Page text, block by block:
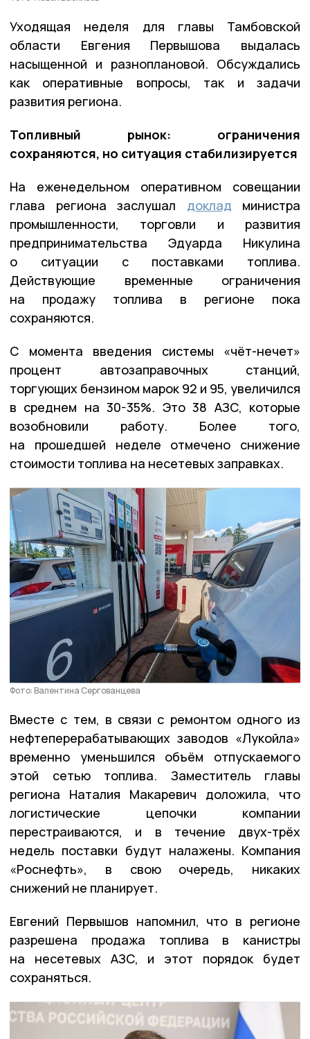
Уходящая неделя для главы Тамбовской
области Евгения Первышова выдалась
насыщенной и разноплановой. Обсуждались
как оперативные вопросы, так и задачи
развития региона.
Топливный рынок: ограничения
сохраняются, но ситуация стабилизируется
На еженедельном оперативном совещании
глава региона заслушал доклад министра
промышленности, торговли и развития
предпринимательства Эдуарда Никулина
о ситуации с поставками топлива.
Действующие временные ограничения
на продажу топлива в регионе пока
сохраняются.
С момента введения системы «чёт-нечет»
процент автозаправочных станций,
торгующих бензином марок 92 и 95, увеличился
в среднем на 30-35%. Это 38 АЗС, которые
возобновили работу. Более того,
на прошедшей неделе отмечено снижение
стоимости топлива на несетевых заправках.
Фото: Валентина Сергованцева
Вместе с тем, в связи с ремонтом одного из
нефтеперерабатывающих заводов «Лукойла»
временно уменьшился объём отпускаемого
этой сетью топлива. Заместитель главы
региона Наталия Макаревич доложила, что
логистические цепочки компании
перестраиваются, и в течение двух-трёх
недель поставки будут налажены. Компания
«Роснефть», в свою очередь, никаких
снижений не планирует.
Евгений Первышов напомнил, что в регионе
разрешена продажа топлива в канистры
на несетевых АЗС, и этот порядок будет
сохраняться.